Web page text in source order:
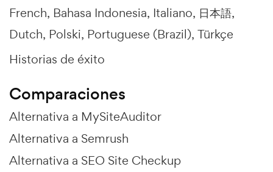
French Bahasa Indonesia Italiano 日本語
Dutch Polski Portuguese (Brazil) Türkçe
Historias de éxito
Comparaciones
Alternativa a MySiteAuditor
Alternativa a Semrush
Alternativa a SEO Site Checkup